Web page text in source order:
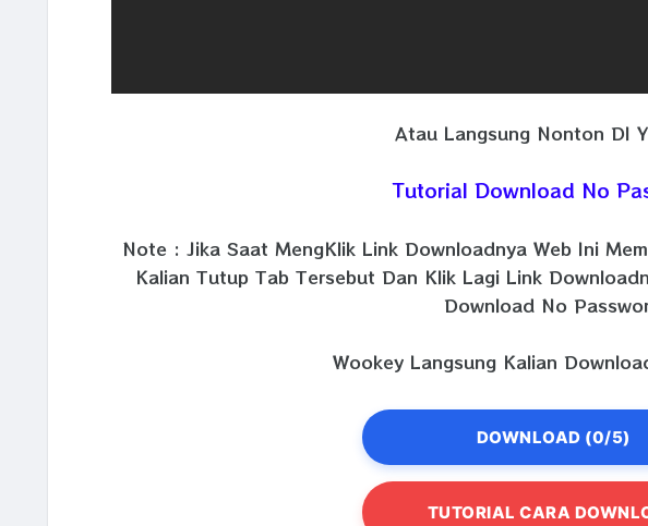
Atau Langsung Nonton DI
Tutorial Download No
Note : Jika Saat MengKlik Link Downloadnya Web Ini
Kalian Tutup Tab Tersebut Dan Klik Lagi Link
Download No
Wookey Langsung Kalian
DOWNLOAD (0/5)
TUTORIAL CARA